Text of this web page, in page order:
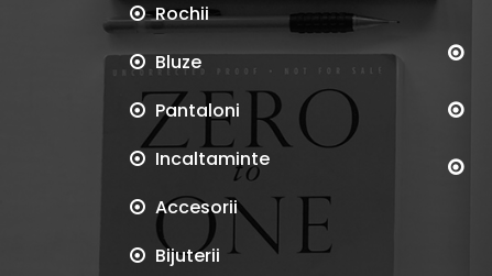
Rochii
Bluze
Pantaloni
Incaltaminte
Accesorii
Bijuterii